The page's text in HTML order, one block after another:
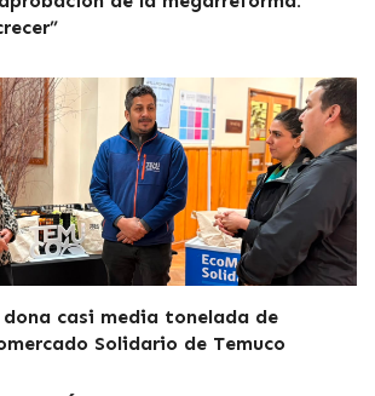
dona casi media tonelada de
Solidario de Temuco